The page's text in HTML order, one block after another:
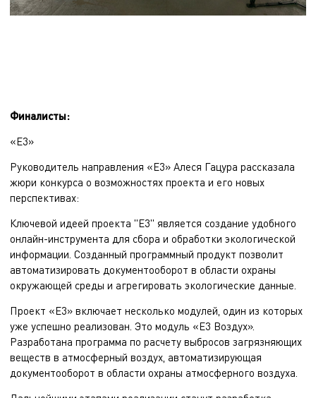
Финалисты:
«Е3»
Руководитель направления «Е3» Алеся Гацура рассказала
жюри конкурса о возможностях проекта и его новых
перспективах:
Ключевой идеей проекта "Е3" является создание удобного
онлайн-инструмента для сбора и обработки экологической
информации. Созданный программный продукт позволит
автоматизировать документооборот в области охраны
окружающей среды и агрегировать экологические данные.
Проект «Е3» включает несколько модулей, один из которых
уже успешно реализован. Это модуль «Е3 Воздух».
Разработана программа по расчету выбросов загрязняющих
веществ в атмосферный воздух, автоматизирующая
документооборот в области охраны атмосферного воздуха.